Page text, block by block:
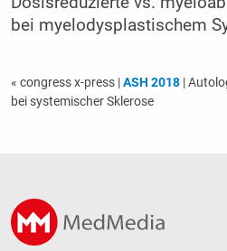
bei myelodysplastischem
« congress x-press |ASH 2018|
bei systemischer Sklerose